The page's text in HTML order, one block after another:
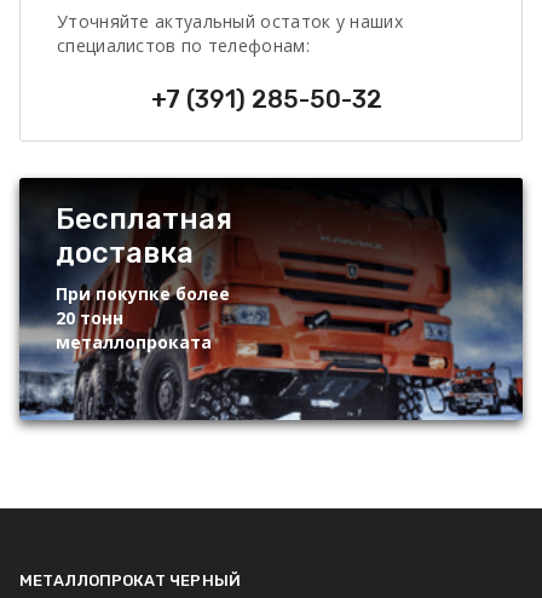
Уточняйте актуальный остаток у наших
специалистов по телефонам:
+7 (391) 285-50-32
Бесплатная
доставка
При покупке более
20 тонн
металлопроката
МЕТАЛЛОПРОКАТ ЧЕРНЫЙ